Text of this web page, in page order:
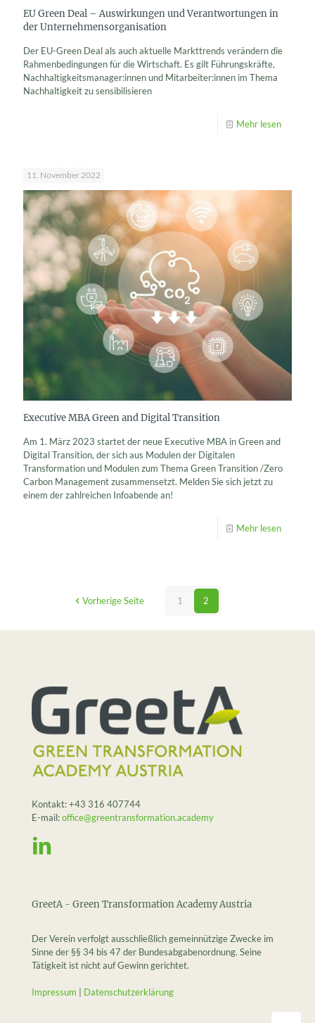
EU Green Deal – Auswirkungen und Verantwortungen in
der Unternehmensorganisation
Der EU-Green Deal als auch aktuelle Markttrends verändern die
Rahmenbedingungen für die Wirtschaft. Es gilt Führungskräfte,
Nachhaltigkeitsmanager:innen und Mitarbeiter:innen im Thema
Nachhaltigkeit zu sensibilisieren
Mehr lesen
11. November 2022
Executive MBA Green and Digital Transition
Am 1. März 2023 startet der neue Executive MBA in Green and
Digital Transition, der sich aus Modulen der Digitalen
Transformation und Modulen zum Thema Green Transition /Zero
Carbon Management zusammensetzt. Melden Sie sich jetzt zu
einem der zahlreichen Infoabende an!
Mehr lesen
Vorherige Seite 1 2
Kontakt:+43 316 407744
E-mail:office@greentransformation.academy
GreetA - Green Transformation Academy Austria
Der Verein verfolgt ausschließlich gemeinnützige Zwecke im
Sinne der §§ 34 bis 47 der Bundesabgabenordnung. Seine
Tätigkeit ist nicht auf Gewinn gerichtet.
Impressum Datenschutzerklärung